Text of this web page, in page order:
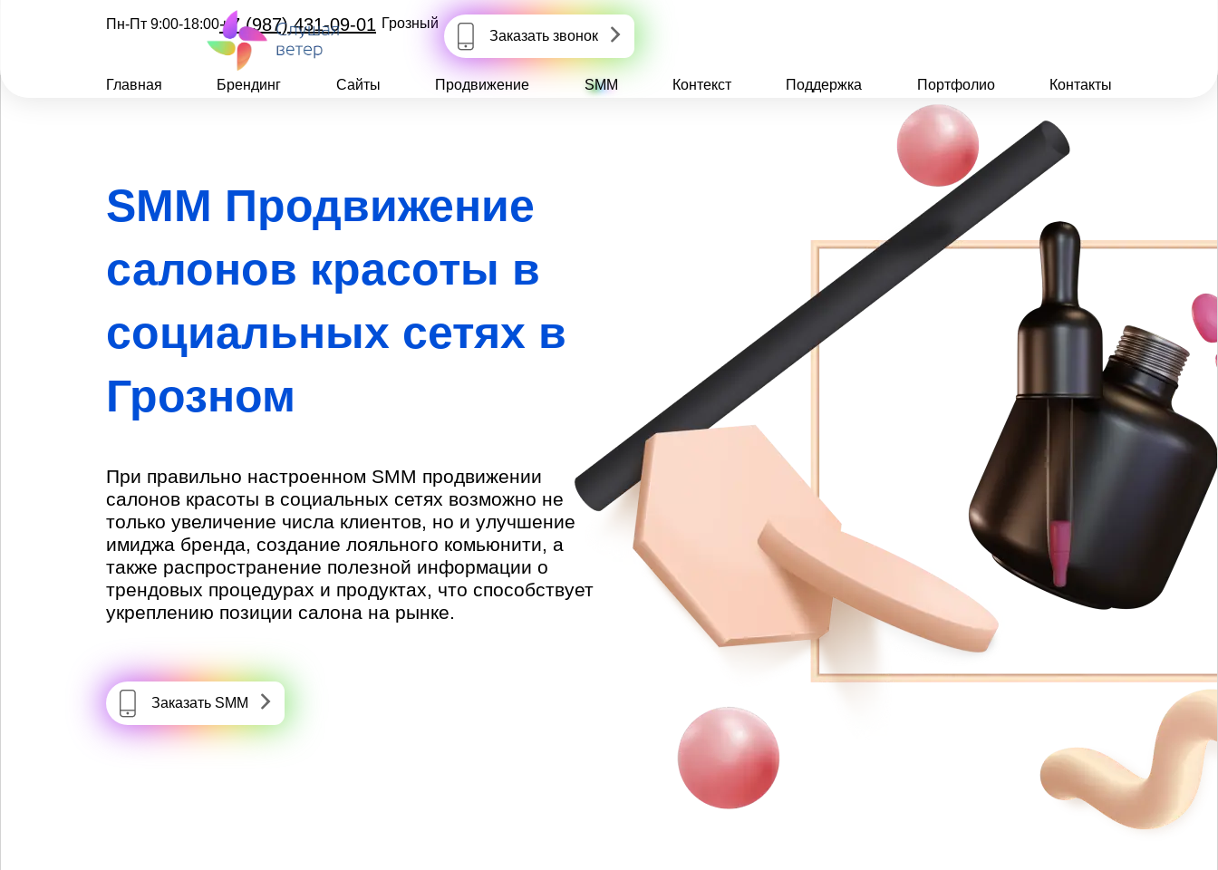
Пн-Пт 9:00-18:00+7 (987) 431-09-01 Грозный
Заказать звонок
Главная Брендинг Сайты Продвижение SMM Контекст Поддержка Портфолио Контакты
SMM Продвижение
салонов красоты в
социальных сетях в
Грозном
При правильно настроенном SMM продвижении
салонов красоты в социальных сетях возможно не
только увеличение числа клиентов, но и улучшение
имиджа бренда, создание лояльного комьюнити, а
также распространение полезной информации о
трендовых процедурах и продуктах, что способствует
укреплению позиции салона на рынке.
Заказать SMM